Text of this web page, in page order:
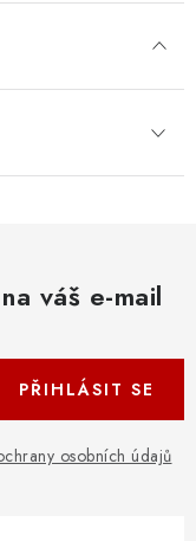
váš e-mail
osobních údajů
PŘIHLÁSIT SE